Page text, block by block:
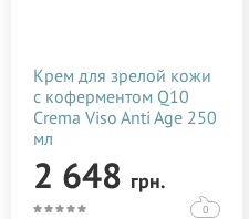
Крем для зрелой кожи
с коферментом Q10
Crema Viso Anti Age 250
мл
2 648 грн.
0